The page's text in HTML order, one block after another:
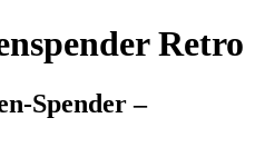
Retro
Spender –